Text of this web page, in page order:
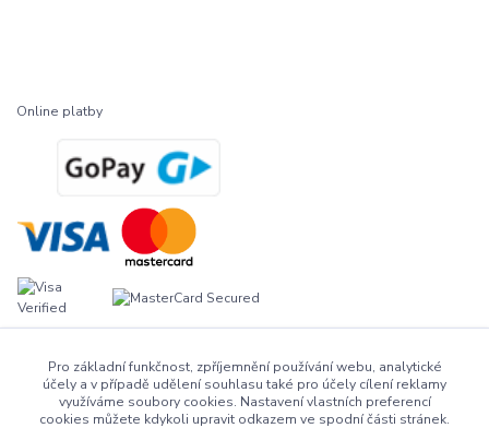
Online platby
Pro základní funkčnost, zpříjemnění používání webu, analytické
účely a v případě udělení souhlasu také pro účely cílení reklamy
využíváme soubory cookies. Nastavení vlastních preferencí
cookies můžete kdykoli upravit odkazem ve spodní části stránek.